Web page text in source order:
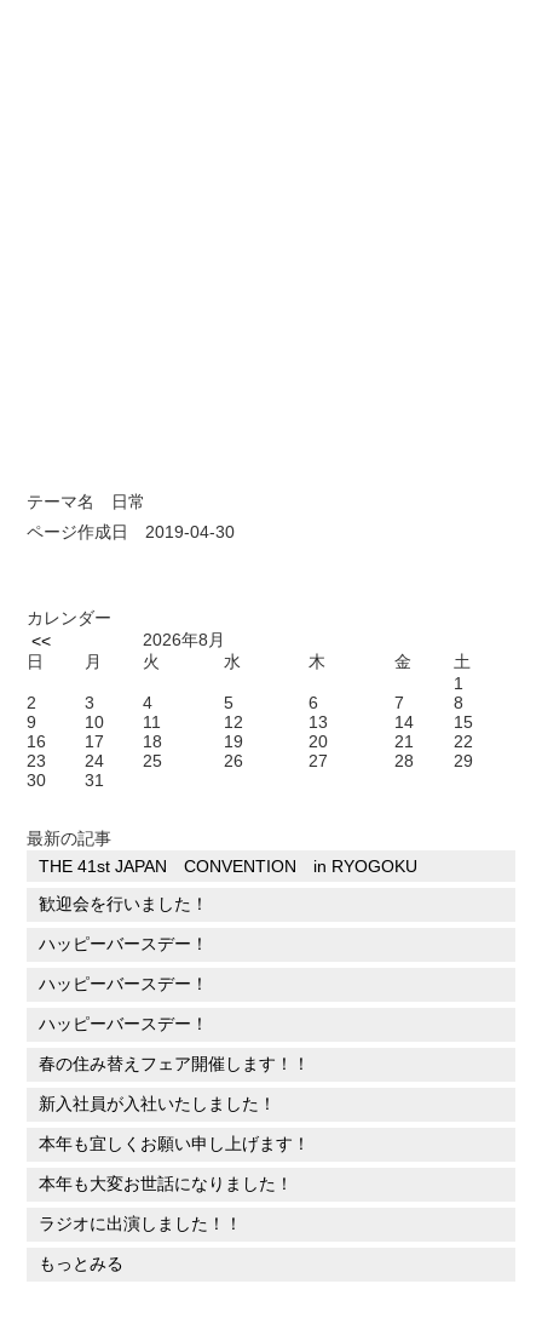
テーマ名
日常
ページ作成日 2019-04-30
カレンダー
<<
2026年8月
日
月 火 水 木 金
土
1
2
3 4 5 6 7
8
9
10 11 12 13 14
15
16
17 18 19 20 21
22
23
24 25 26 27 28
29
30
31
最新の記事
THE 41st JAPAN CONVENTION in RYOGOKU
歓迎会を行いました！
ハッピーバースデー！
ハッピーバースデー！
ハッピーバースデー！
春の住み替えフェア開催します！！
新入社員が入社いたしました！
本年も宜しくお願い申し上げます！
本年も大変お世話になりました！
ラジオに出演しました！！
もっとみる